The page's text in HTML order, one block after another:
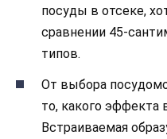
посуды в отсеке,
сравнении 45-
типов.
От выбора
то, какого эффекта
Встраиваемая